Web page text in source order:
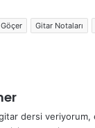
Gitar Notaları
dersi veriyorum,